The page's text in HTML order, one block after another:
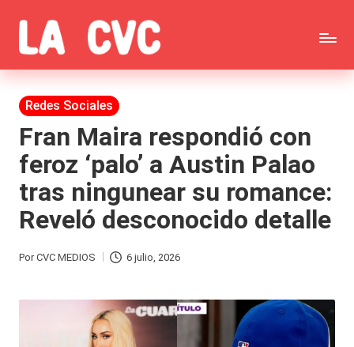
Saltar
al
contenido
C
o
p
u
c
h
a
s
Todas
las
noticias
de
la
farándula,
Brava,
Publicada
en
Redes Sociales
Fran Maira respondió con
feroz ‘palo’ a Austin Palao
tras ningunear su romance:
Reveló desconocido detalle
Publicado
PorCVC MEDIOS 6 julio, 2026